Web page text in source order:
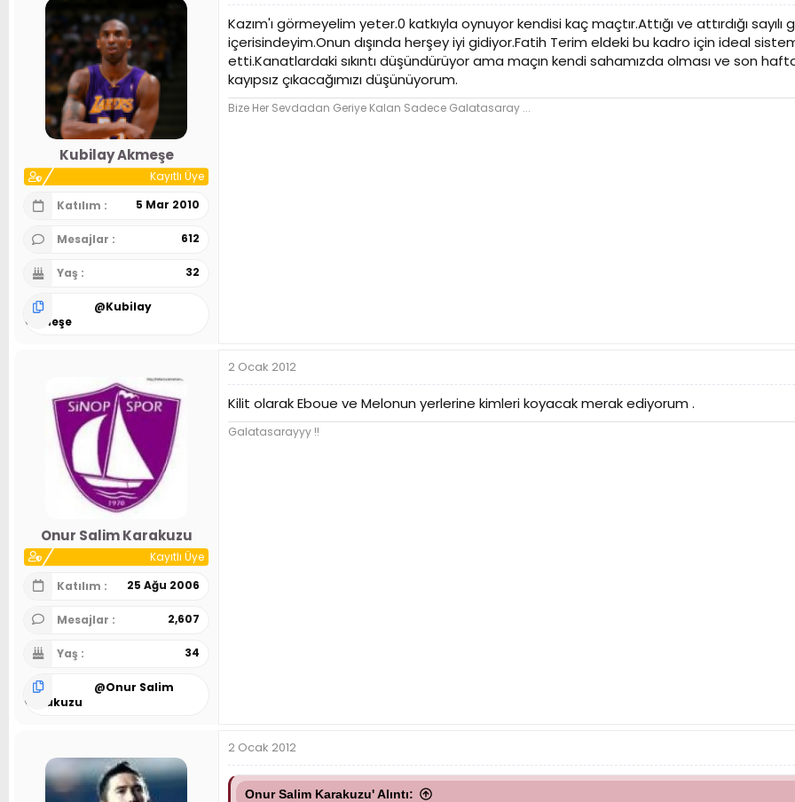
Kubilay Akmeşe
Kayıtlı Üye
Katılım
5 Mar 2010
Mesajlar 612
Yaş 32
@Kubilay
Akmeşe
Kazım'ı görmeyelim yeter.0 katkıyla oynuyor kendisi kaç maçtır.Attığı ve attırdığı
içerisindeyim.Onun dışında herşey iyi gidiyor.Fatih Terim eldeki bu kadro için ideal
etti.Kanatlardaki sıkıntı düşündürüyor ama maçın kendi sahamızda olması ve son
kayıpsız çıkacağımızı düşünüyorum.
Bize Her Sevdadan Geriye Kalan Sadece Galatasaray ...
Onur Salim Karakuzu
Kayıtlı Üye
Katılım
25 Ağu 2006
Mesajlar 2,607
Yaş 34
@Onur Salim
Karakuzu
2 Ocak 2012
Kilit olarak Eboue ve Melonun yerlerine kimleri koyacak merak ediyorum .
Galatasarayyy !!
2 Ocak 2012
Onur Salim Karakuzu' Alıntı: